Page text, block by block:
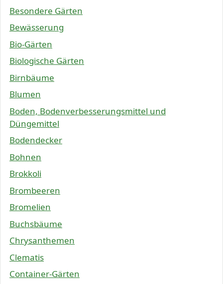
Besondere Gärten
Bewässerung
Bio-Gärten
Biologische Gärten
Birnbäume
Blumen
Boden, Bodenverbesserungsmittel und
Düngemittel
Bodendecker
Bohnen
Brokkoli
Brombeeren
Bromelien
Buchsbäume
Chrysanthemen
Clematis
Container-Gärten